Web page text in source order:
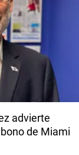
advierte
de Miami